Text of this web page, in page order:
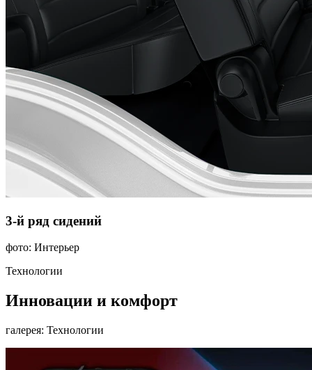
3-й ряд сидений
фото: Интерьер
Технологии
Инновации и комфорт
галерея: Технологии